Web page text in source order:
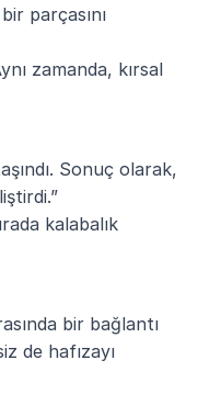
parçasını
zamanda, kırsal
Sonuç olarak,
kalabalık
bir bağlantı
de hafızayı